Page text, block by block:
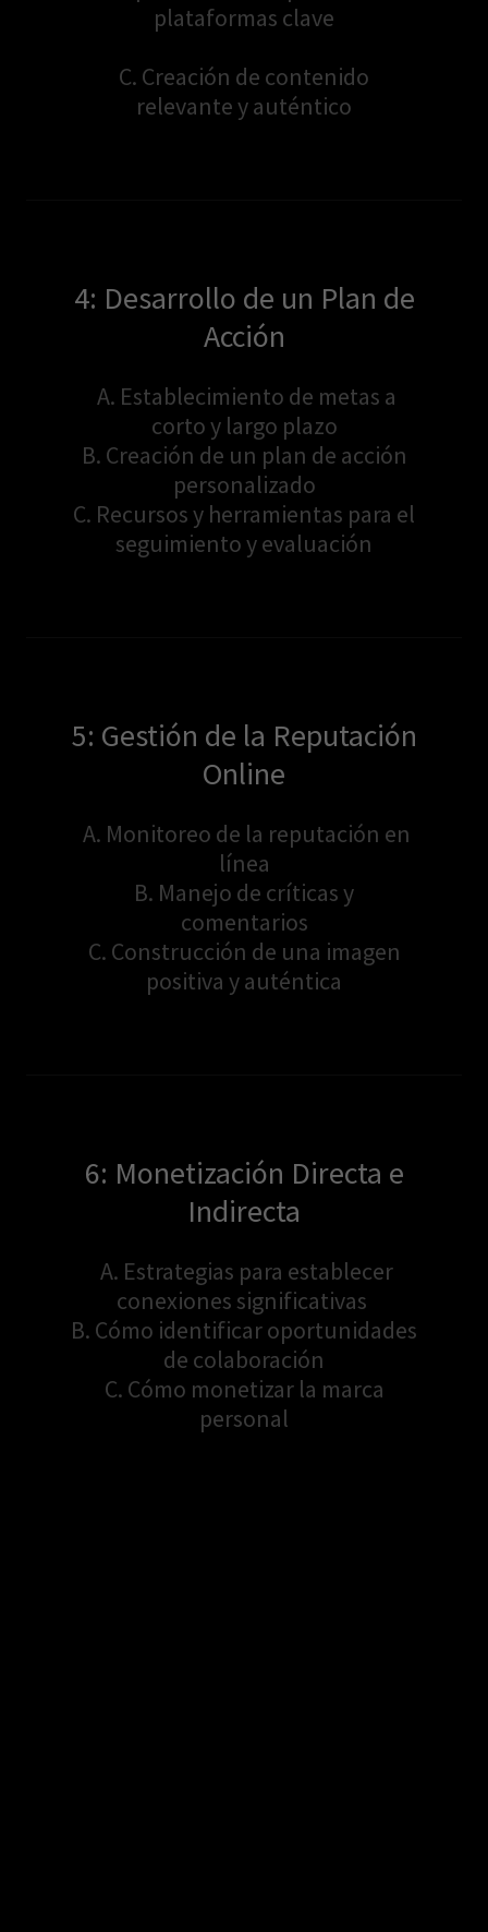
plataformas clave
C. Creación de contenido
relevante y auténtico
4: Desarrollo de un Plan de
Acción
A. Establecimiento de metas a
corto y largo plazo
B. Creación de un plan de acción
personalizado
C. Recursos y herramientas para el
seguimiento y evaluación
5: Gestión de la Reputación
Online
A. Monitoreo de la reputación en
línea
B. Manejo de críticas y
comentarios
C. Construcción de una imagen
positiva y auténtica
6: Monetización Directa e
Indirecta
A. Estrategias para establecer
conexiones significativas
B. Cómo identificar oportunidades
de colaboración
C. Cómo monetizar la marca
personal